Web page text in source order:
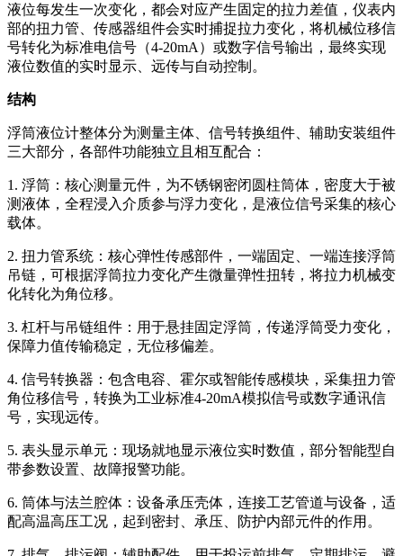
液位每发生一次变化，都会对应产生固定的拉力差值，仪表内
部的扭力管、传感器组件会实时捕捉拉力变化，将机械位移信
号转化为标准电信号（4-20mA）或数字信号输出，最终实现
液位数值的实时显示、远传与自动控制。
结构
浮筒液位计整体分为测量主体、信号转换组件、辅助安装组件
三大部分，各部件功能独立且相互配合：
1. 浮筒：核心测量元件，为不锈钢密闭圆柱筒体，密度大于被
测液体，全程浸入介质参与浮力变化，是液位信号采集的核心
载体。
2. 扭力管系统：核心弹性传感部件，一端固定、一端连接浮筒
吊链，可根据浮筒拉力变化产生微量弹性扭转，将拉力机械变
化转化为角位移。
3. 杠杆与吊链组件：用于悬挂固定浮筒，传递浮筒受力变化，
保障力值传输稳定，无位移偏差。
4. 信号转换器：包含电容、霍尔或智能传感模块，采集扭力管
角位移信号，转换为工业标准4-20mA模拟信号或数字通讯信
号，实现远传。
5. 表头显示单元：现场就地显示液位实时数值，部分智能型自
带参数设置、故障报警功能。
6. 筒体与法兰腔体：设备承压壳体，连接工艺管道与设备，适
配高温高压工况，起到密封、承压、防护内部元件的作用。